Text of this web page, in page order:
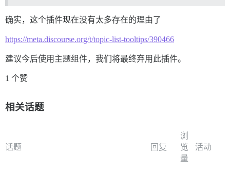
确实，这个插件现在没有太多存在的理由了
https://meta.discourse.org/t/topic-list-tooltips/390466
建议今后使用主题组件，我们将最终弃用此插件。
1 个赞
相关话题
话题 回复
浏
览
量
活动